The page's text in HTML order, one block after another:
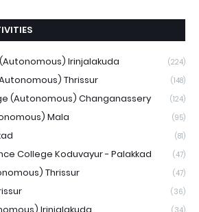
Irinjalakuda (224)
Thrissur (148)
(Autonomous) Changanassery (124)
Mala (95)
(81)
College Koduvayur - Palakkad (47)
Thrissur (47)
(36)